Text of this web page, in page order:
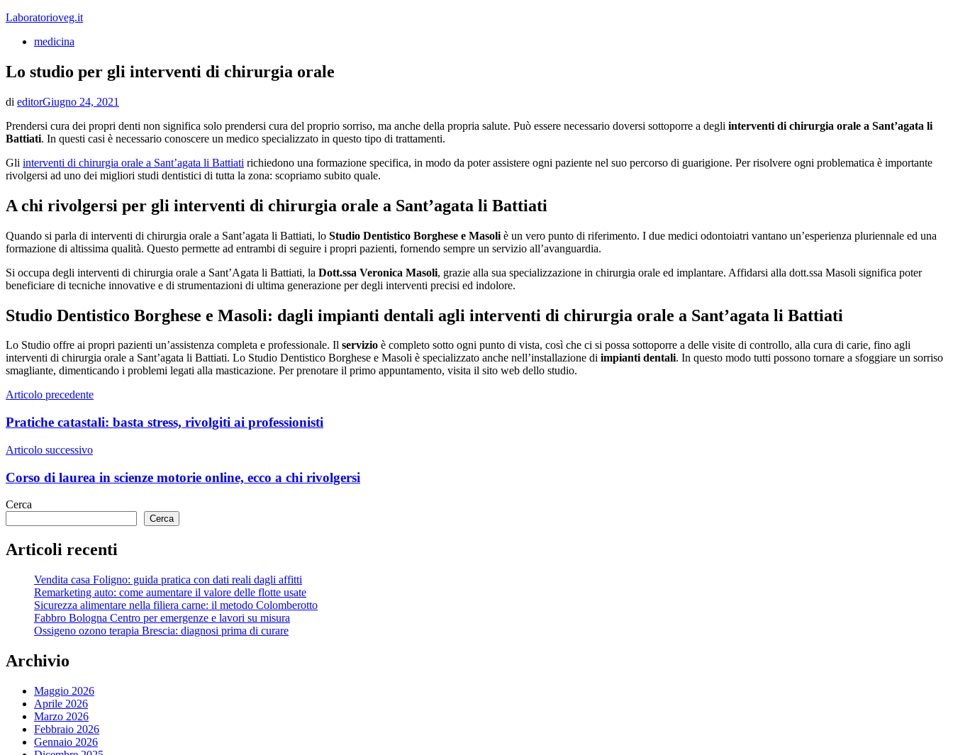
Vai
contenuto
Laboratorioveg.it
medicina
Lo studio per gli interventi di chirurgia orale
di editorGiugno 24, 2021
Prendersi cura dei propri denti non significa solo prendersi cura del proprio sorriso, ma anche della propria salute. Può essere necessario doversi sottoporre a degli interventi di chirurgia orale a Sant’agata li
Battiati. In questi casi è necessario conoscere un medico specializzato in questo tipo di trattamenti.
Gli interventi di chirurgia orale a Sant’agata li Battiati richiedono una formazione specifica, in modo da poter assistere ogni paziente nel suo percorso di guarigione. Per risolvere ogni problematica è importante
rivolgersi ad uno dei migliori studi dentistici di tutta la zona: scopriamo subito quale.
A chi rivolgersi per gli interventi di chirurgia orale a Sant’agata li Battiati
Quando si parla di interventi di chirurgia orale a Sant’agata li Battiati, lo Studio Dentistico Borghese e Masoli è un vero punto di riferimento. I due medici odontoiatri vantano un’esperienza pluriennale ed una
formazione di altissima qualità. Questo permette ad entrambi di seguire i propri pazienti, fornendo sempre un servizio all’avanguardia.
Si occupa degli interventi di chirurgia orale a Sant’Agata li Battiati, la Dott.ssa Veronica Masoli, grazie alla sua specializzazione in chirurgia orale ed implantare. Affidarsi alla dott.ssa Masoli significa poter
beneficiare di tecniche innovative e di strumentazioni di ultima generazione per degli interventi precisi ed indolore.
Studio Dentistico Borghese e Masoli: dagli impianti dentali agli interventi di chirurgia orale a Sant’agata li Battiati
Lo Studio offre ai propri pazienti un’assistenza completa e professionale. Il servizio è completo sotto ogni punto di vista, così che ci si possa sottoporre a delle visite di controllo, alla cura di carie, fino agli
interventi di chirurgia orale a Sant’agata li Battiati. Lo Studio Dentistico Borghese e Masoli è specializzato anche nell’installazione di impianti dentali. In questo modo tutti possono tornare a sfoggiare un sorriso
smagliante, dimenticando i problemi legati alla masticazione. Per prenotare il primo appuntamento, visita il sito web dello studio.
Navigazione
articoli
Articolo precedente
Pratiche catastali: basta stress, rivolgiti ai professionisti
Articolo successivo
Corso di laurea in scienze motorie online, ecco a chi rivolgersi
Cerca
Cerca
Articoli recenti
Vendita casa Foligno: guida pratica con dati reali dagli affitti
Remarketing auto: come aumentare il valore delle flotte usate
Sicurezza alimentare nella filiera carne: il metodo Colomberotto
Fabbro Bologna Centro per emergenze e lavori su misura
Ossigeno ozono terapia Brescia: diagnosi prima di curare
Archivio
Maggio 2026
Aprile 2026
Marzo 2026
Febbraio 2026
Gennaio 2026